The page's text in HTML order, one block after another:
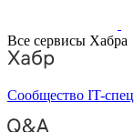
Все сервисы Хабра
Сообщество IT-